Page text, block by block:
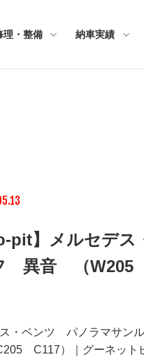
理・整備 納車実績
pit】メルセデ
異音 （
ス・ベンツ パノラマサ
C117）｜グーネット